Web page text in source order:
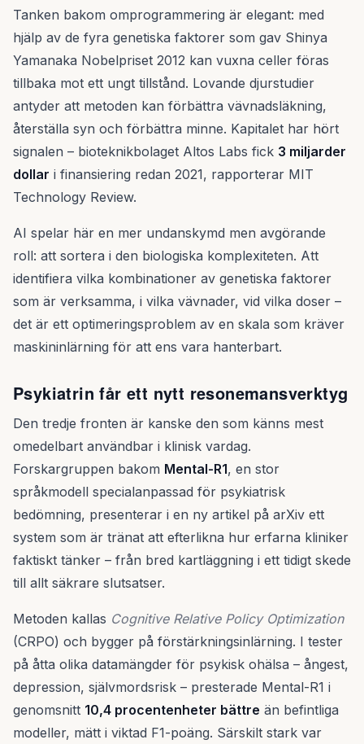
Tanken bakom omprogrammering är elegant: med
hjälp av de fyra genetiska faktorer som gav Shinya
Yamanaka Nobelpriset 2012 kan vuxna celler föras
tillbaka mot ett ungt tillstånd. Lovande djurstudier
antyder att metoden kan förbättra vävnadsläkning,
återställa syn och förbättra minne. Kapitalet har hört
signalen – bioteknikbolaget Altos Labs fick 3 miljarder
dollar i finansiering redan 2021, rapporterar MIT
Technology Review.
AI spelar här en mer undanskymd men avgörande
roll: att sortera i den biologiska komplexiteten. Att
identifiera vilka kombinationer av genetiska faktorer
som är verksamma, i vilka vävnader, vid vilka doser –
det är ett optimeringsproblem av en skala som kräver
maskininlärning för att ens vara hanterbart.
Psykiatrin får ett nytt resonemansverktyg
Den tredje fronten är kanske den som känns mest
omedelbart användbar i klinisk vardag.
Forskargruppen bakom Mental-R1, en stor
språkmodell specialanpassad för psykiatrisk
bedömning, presenterar i en ny artikel på arXiv ett
system som är tränat att efterlikna hur erfarna kliniker
faktiskt tänker – från bred kartläggning i ett tidigt skede
till allt säkrare slutsatser.
Metoden kallas Cognitive Relative Policy Optimization
(CRPO) och bygger på förstärkningsinlärning. I tester
på åtta olika datamängder för psykisk ohälsa – ångest,
depression, självmordsrisk – presterade Mental-R1 i
genomsnitt 10,4 procentenheter bättre än befintliga
modeller, mätt i viktad F1-poäng. Särskilt stark var